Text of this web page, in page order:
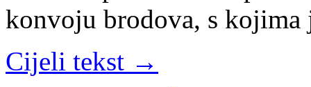
konvoju brodova, s
Cijeli tekst →